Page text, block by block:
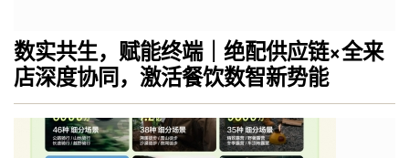
数实共生，赋能终端｜绝配供应链×全来
店深度协同，激活餐饮数智新势能